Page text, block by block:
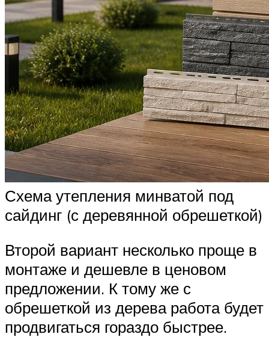
Схема утепления минватой под
сайдинг (с деревянной обрешеткой)
Второй вариант несколько проще в
монтаже и дешевле в ценовом
предложении. К тому же с
обрешеткой из дерева работа будет
продвигаться гораздо быстрее.